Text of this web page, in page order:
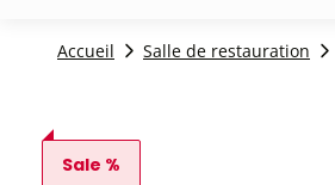
Accueil Salle de restauration
Sale %